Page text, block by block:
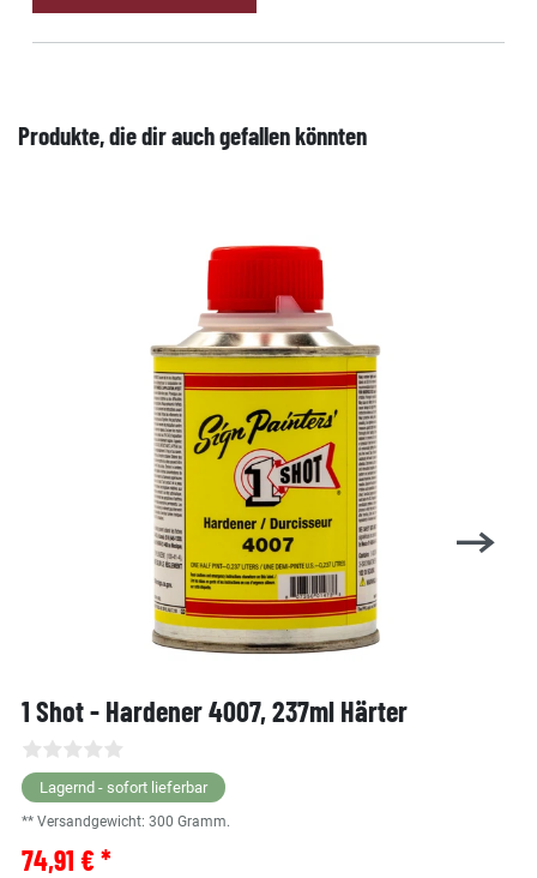
Produkte, die dir auch gefallen könnten
1 Shot - Hardener 4007, 237ml Härter
Lagernd - sofort lieferbar
** Versandgewicht: 300 Gramm.
74,91 € *